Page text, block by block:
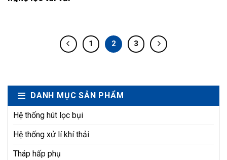
DANH MỤC SẢN PHẨM
Hệ thống hút lọc bụi
Hệ thống xử lí khí thải
Tháp hấp phụ
1 2 3